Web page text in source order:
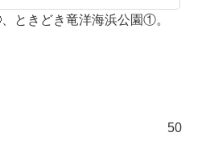
ときどき竜洋海浜公園①。
50